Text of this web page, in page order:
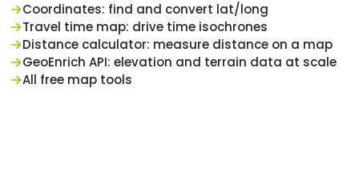
Coordinates: find and convert lat/long
Travel time map: drive time isochrones
Distance calculator: measure distance on a map
GeoEnrich API: elevation and terrain data at scale
All free map tools